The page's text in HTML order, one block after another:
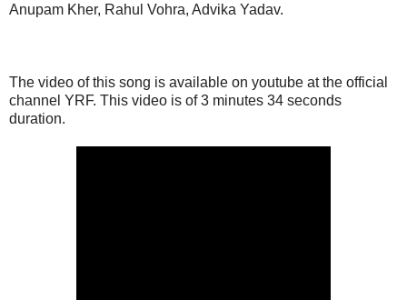
Anupam Kher, Rahul Vohra, Advika Yadav.
The video of this song is available on youtube at the official
channel YRF. This video is of 3 minutes 34 seconds
duration.